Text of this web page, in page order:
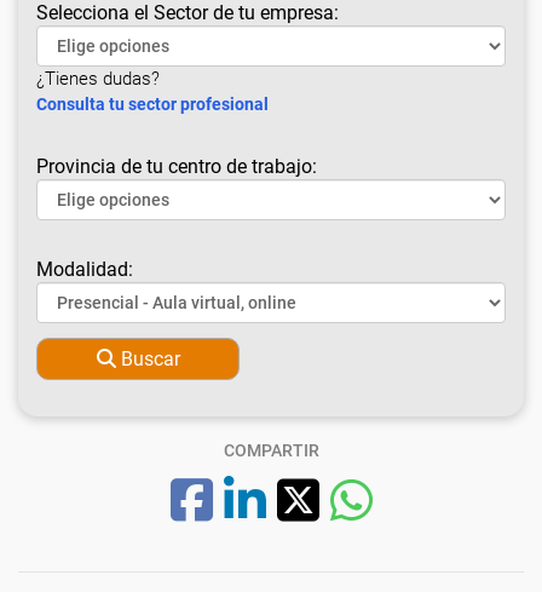
Selecciona el Sector de tu empresa:
¿Tienes dudas?
Consulta tu sector profesional
Provincia de tu centro de trabajo:
Modalidad:
Buscar
COMPARTIR